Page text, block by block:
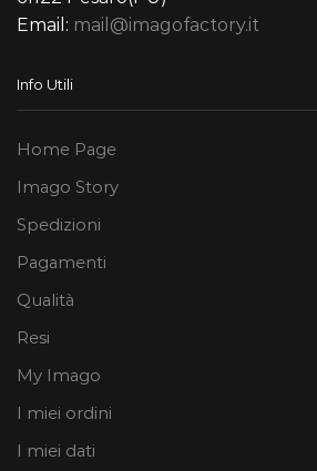
Email: mail@imagofactory.it
Info Utili
Home Page
Imago Story
Spedizioni
Pagamenti
Qualità
Resi
My Imago
I miei ordini
I miei dati